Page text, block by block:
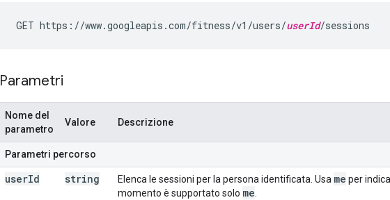
GET https://www.googleapis.com/fitness/v1/users/userId/sessions
Parametri
Nome del
parametro
Valore Descrizione
Parametri percorso
userId string Elenca le sessioni per la persona identificata. Usa me per
momento è supportato solo me